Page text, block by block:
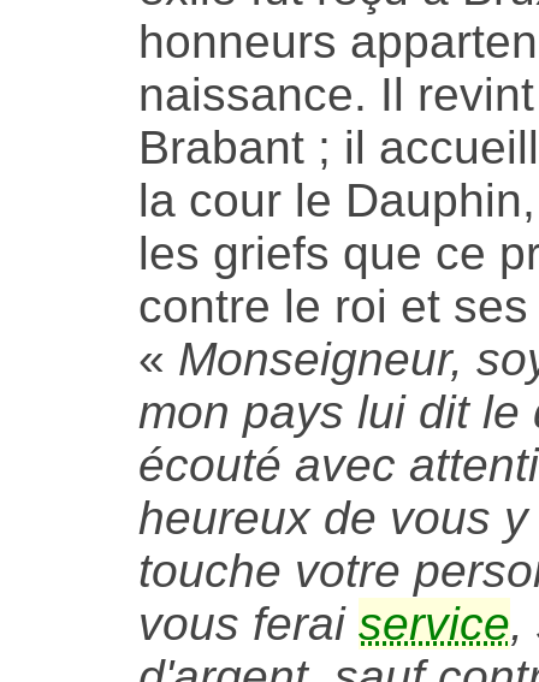
honneurs
naissance. Il
Brabant ; il
la cour le
les griefs que ce
contre le roi et
« Monseigneur,
mon pays lui dit le
écouté avec
heureux de vous
touche votre
vous ferai service,